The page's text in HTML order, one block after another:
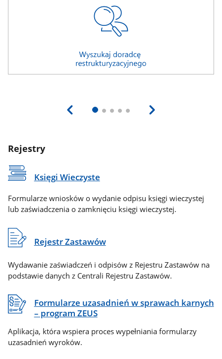
Rejestry
Księgi Wieczyste
Formularze wniosków o wydanie odpisu księgi wieczystej
lub zaświadczenia o zamknięciu księgi wieczystej.
Rejestr Zastawów
Wydawanie zaświadczeń i odpisów z Rejestru Zastawów na
podstawie danych z Centrali Rejestru Zastawów.
Formularze uzasadnień w sprawach karnych
– program ZEUS
Aplikacja, która wspiera proces wypełniania formularzy
uzasadnień wyroków.